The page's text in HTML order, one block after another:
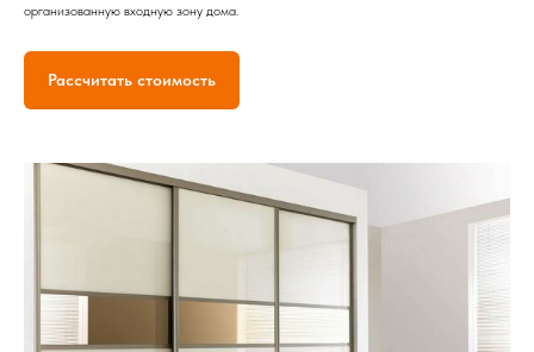
организованную входную зону дома.
Рассчитать стоимость